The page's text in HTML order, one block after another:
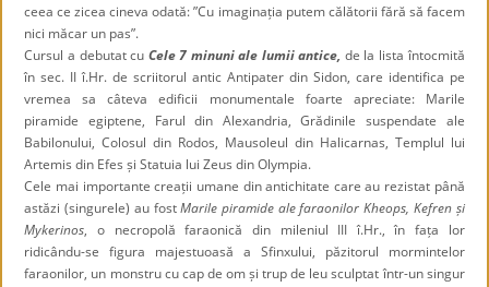
ceea ce zicea cineva odată: ”Cu imaginația putem călătorii fără să facem
nici măcar un pas”.
Cursul a debutat cu Cele 7 minuni ale lumii antice, de la lista întocmită
în sec. II î.Hr. de scriitorul antic Antipater din Sidon, care identifica pe
vremea sa câteva edificii monumentale foarte apreciate: Marile
piramide egiptene, Farul din Alexandria, Grădinile suspendate ale
Babilonului, Colosul din Rodos, Mausoleul din Halicarnas, Templul lui
Artemis din Efes și Statuia lui Zeus din Olympia.
Cele mai importante creații umane din antichitate care au rezistat până
astăzi (singurele) au fostMarile piramide ale faraonilor Kheops, Kefren și
Mykerinos, o necropolă faraonică din mileniul III î.Hr., în fața lor
ridicându-se figura majestuoasă a Sfinxului, păzitorul mormintelor
faraonilor, un monstru cu cap de om și trup de leu sculptat într-un singur